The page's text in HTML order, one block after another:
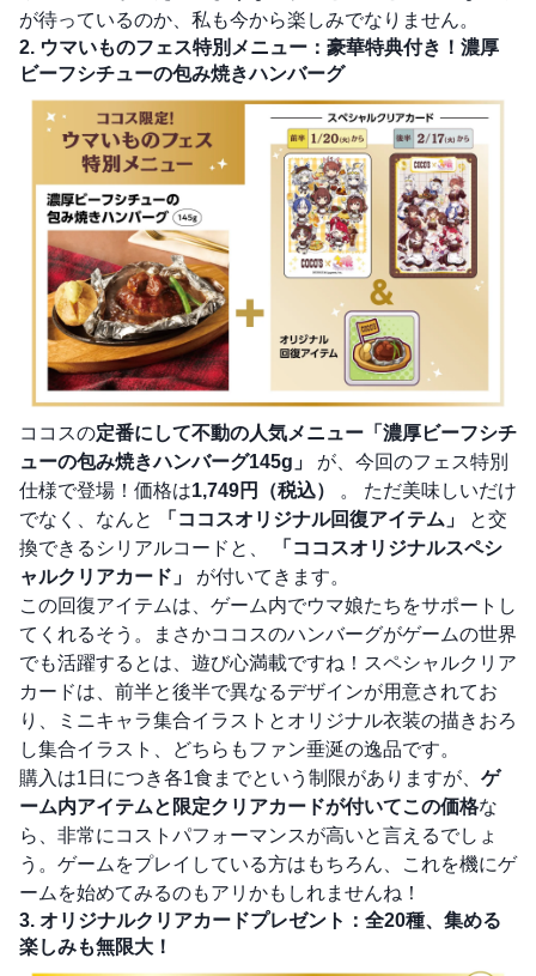
が待っているのか、私も今から楽しみでなりません。
2. ウマいものフェス特別メニュー：豪華特典付き！濃厚
ビーフシチューの包み焼きハンバーグ
ココスの定番にして不動の人気メニュー「濃厚ビーフシチ
ューの包み焼きハンバーグ145g」
が、今回のフェス特別
仕様で登場！価格は1,749円（税込）
。 ただ美味しいだけ
でなく、なんと
「ココスオリジナル回復アイテム」
と交
換できるシリアルコードと、
「ココスオリジナルスペシ
ャルクリアカード」
が付いてきます。
この回復アイテムは、ゲーム内でウマ娘たちをサポートし
てくれるそう。まさかココスのハンバーグがゲームの世界
でも活躍するとは、遊び心満載ですね！スペシャルクリア
カードは、前半と後半で異なるデザインが用意されてお
り、ミニキャラ集合イラストとオリジナル衣装の描きおろ
し集合イラスト、どちらもファン垂涎の逸品です。
購入は1日につき各1食までという制限がありますが、 ゲ
ーム内アイテムと限定クリアカードが付いてこの価格な
ら、非常にコストパフォーマンスが高いと言えるでしょ
う。ゲームをプレイしている方はもちろん、これを機にゲ
ームを始めてみるのもアリかもしれませんね！
3. オリジナルクリアカードプレゼント：全20種、集める
楽しみも無限大！